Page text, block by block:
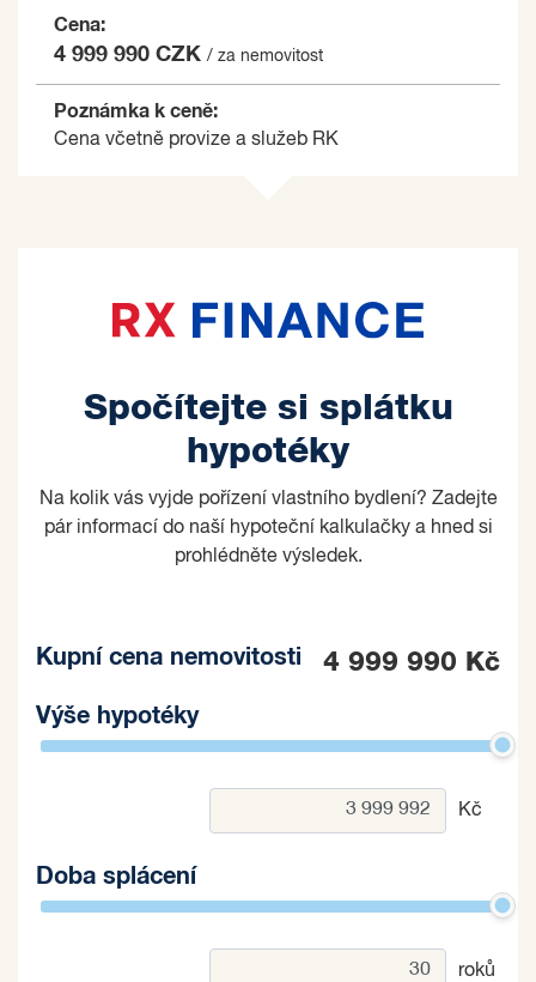
Cena:
4 999 990 CZK / za nemovitost
Poznámka k ceně:
Cena včetně provize a služeb RK
Spočítejte si splátku
hypotéky
Na kolik vás vyjde pořízení vlastního bydlení? Zadejte
pár informací do naší hypoteční kalkulačky a hned si
prohlédněte výsledek.
Kupní cena nemovitosti 4 999 990 Kč
Výše hypotéky
Kč
Doba splácení
roků